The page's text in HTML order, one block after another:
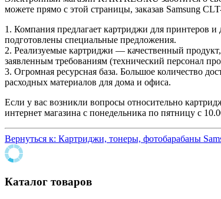
можете прямо с этой страницы, заказав Samsung
1. Компания предлагает картриджи для принтеров
подготовлены специальные предложения.
2. Реализуемые картриджи — качественный продукт,
заявленным требованиям (технический персонал
3. Огромная ресурсная база. Большое количество
расходных материалов для дома и офиса.
Если у вас возникли вопросы относительно
интернет магазина с понедельника по пятницу с
Вернуться к: Картриджи, тонеры, фотобарабаны
Каталог товаров